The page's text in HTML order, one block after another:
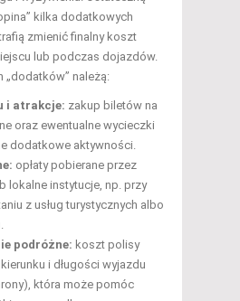
kilka dodatkowych
zmienić finalny koszt
lub podczas dojazdów.
„dodatków” należą:
i atrakcje: zakup biletów na
oraz ewentualne wycieczki
dodatkowe aktywności.
opłaty pobierane przez
lokalne instytucje, np. przy
z usług turystycznych albo
podróżne: koszt polisy
i długości wyjazdu
która może pomóc